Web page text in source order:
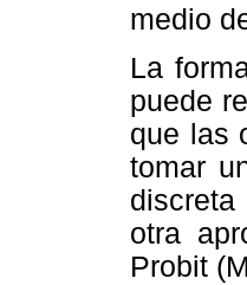
medio
La
puede
que las
tomar
otra
Probit